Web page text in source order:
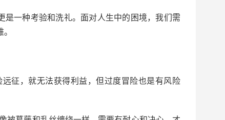
是一种考验和洗礼。面对人生中的困境，我们需
征，就无法获得利益，但过度冒险也是有风险